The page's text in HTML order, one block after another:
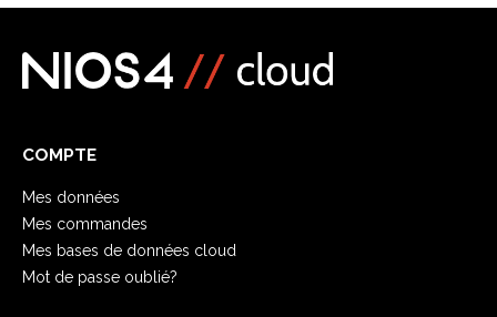
COMPTE
Mes données
Mes commandes
Mes bases de données cloud
Mot de passe oublié?